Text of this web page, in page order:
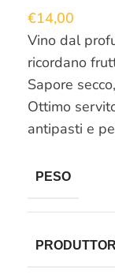
€14,00
Vino dal
ricordano
Sapore
Ottimo
antipasti e
PESO